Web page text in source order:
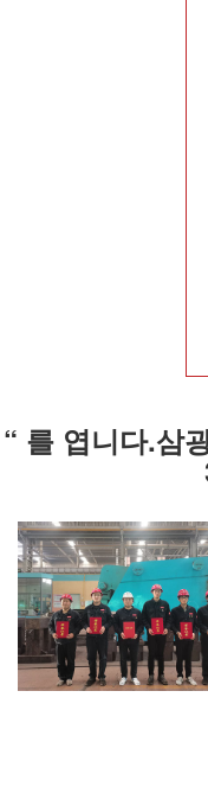
“ 를 엽니다.삼